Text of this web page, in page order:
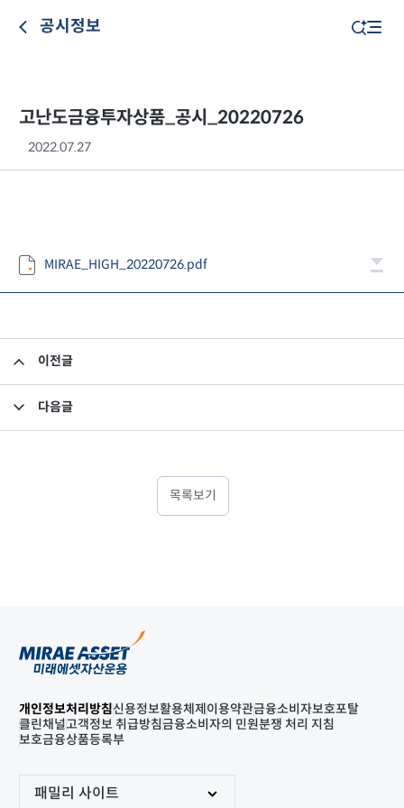
공시정보
고난도금융투자상품_공시_20220726
2022.07.27
MIRAE_HIGH_20220726.pdf
이전글
다음글
목록보기
개인정보처리방침신용정보활용체제 이용약관금융소비자보호포탈
클린채널고객정보 취급방침금융소비자의 민원분쟁 처리 지침
보호금융상품등록부
패밀리 사이트